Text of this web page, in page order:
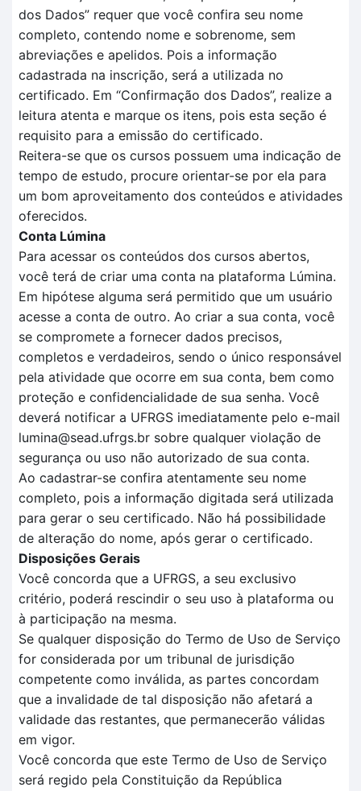
dos Dados” requer que você confira seu nome
completo, contendo nome e sobrenome, sem
abreviações e apelidos. Pois a informação
cadastrada na inscrição, será a utilizada no
certificado. Em “Confirmação dos Dados”, realize a
leitura atenta e marque os itens, pois esta seção é
requisito para a emissão do certificado.
Reitera-se que os cursos possuem uma indicação de
tempo de estudo, procure orientar-se por ela para
um bom aproveitamento dos conteúdos e atividades
oferecidos.
Conta Lúmina
Para acessar os conteúdos dos cursos abertos,
você terá de criar uma conta na plataforma Lúmina.
Em hipótese alguma será permitido que um usuário
acesse a conta de outro. Ao criar a sua conta, você
se compromete a fornecer dados precisos,
completos e verdadeiros, sendo o único responsável
pela atividade que ocorre em sua conta, bem como
proteção e confidencialidade de sua senha. Você
deverá notificar a UFRGS imediatamente pelo e-mail
lumina@sead.ufrgs.br sobre qualquer violação de
segurança ou uso não autorizado de sua conta.
Ao cadastrar-se confira atentamente seu nome
completo, pois a informação digitada será utilizada
para gerar o seu certificado. Não há possibilidade
de alteração do nome, após gerar o certificado.
Disposições Gerais
Você concorda que a UFRGS, a seu exclusivo
critério, poderá rescindir o seu uso à plataforma ou
à participação na mesma.
Se qualquer disposição do Termo de Uso de Serviço
for considerada por um tribunal de jurisdição
competente como inválida, as partes concordam
que a invalidade de tal disposição não afetará a
validade das restantes, que permanecerão válidas
em vigor.
Você concorda que este Termo de Uso de Serviço
será regido pela Constituição da República